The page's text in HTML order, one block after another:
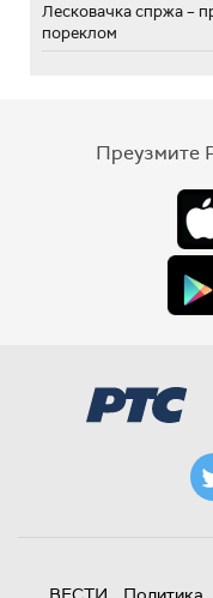
Лесковачка спржа –
пореклом
Преузмите